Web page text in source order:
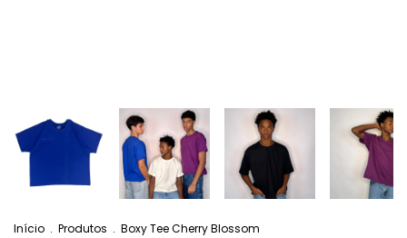
Início . Produtos . Boxy Tee Cherry Blossom